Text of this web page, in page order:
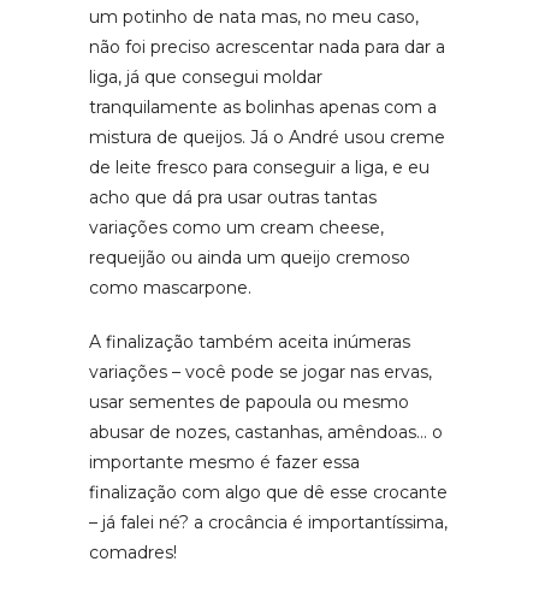
um potinho de nata mas, no meu caso,
não foi preciso acrescentar nada para dar a
liga, já que consegui moldar
tranquilamente as bolinhas apenas com a
mistura de queijos. Já o André usou creme
de leite fresco para conseguir a liga, e eu
acho que dá pra usar outras tantas
variações como um cream cheese,
requeijão ou ainda um queijo cremoso
como mascarpone.
A finalização também aceita inúmeras
variações – você pode se jogar nas ervas,
usar sementes de papoula ou mesmo
abusar de nozes, castanhas, amêndoas… o
importante mesmo é fazer essa
finalização com algo que dê esse crocante
– já falei né? a crocância é importantíssima,
comadres!